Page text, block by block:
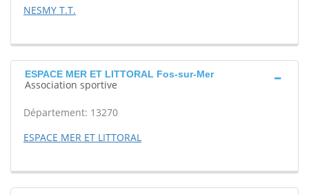
NESMY T.T.
ESPACE MER ET LITTORAL Fos-sur-Mer
Association sportive
Département: 13270
ESPACE MER ET LITTORAL